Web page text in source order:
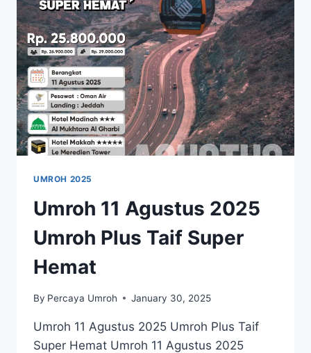
SUPER
HEMAT
UMROH 2025
Umroh 11 Agustus 2025
Umroh Plus Taif Super
Hemat
By Percaya Umroh January 30, 2025
Umroh 11 Agustus 2025 Umroh Plus Taif
Super Hemat Umroh 11 Agustus 2025